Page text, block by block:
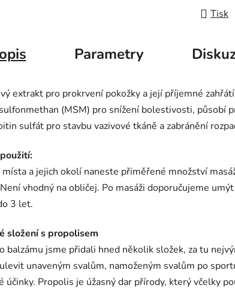
Tisk
Parametry
extrakt pro prokrvení pokožky a její příjemné zahřátí
(MSM) pro snížení bolestivosti, působí
sulfát pro stavbu vazivové tkáně a zabránění
místa a jejich okolí naneste přiměřené množství
vhodný na obličej. Po masáži doporučujeme
3 let.
složení s propolisem
balzámu jsme přidali hned několik složek, za tu
unaveným svalům, namoženým svalům po
účinky. Propolis je úžasný dar přírody, který včelky